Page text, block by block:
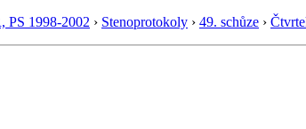
PS 1998-2002 › Stenoprotokoly › 49. schůze ›